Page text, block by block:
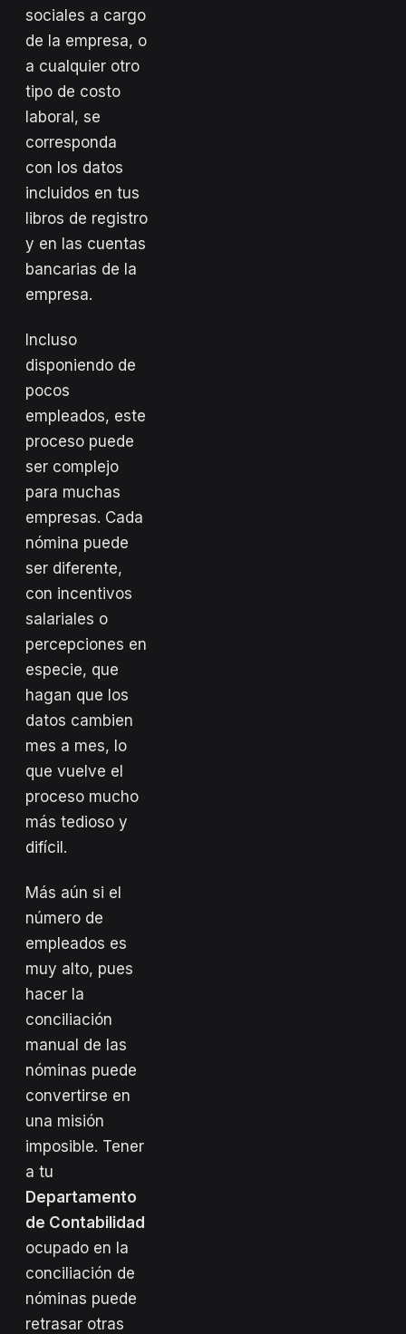
sociales a cargo
de la empresa, o
a cualquier otro
tipo de costo
laboral, se
corresponda
con los datos
incluidos en tus
libros de registro
y en las cuentas
bancarias de la
empresa.
Incluso
disponiendo de
pocos
empleados, este
proceso puede
ser complejo
para muchas
empresas. Cada
nómina puede
ser diferente,
con incentivos
salariales o
percepciones en
especie, que
hagan que los
datos cambien
mes a mes, lo
que vuelve el
proceso mucho
más tedioso y
difícil.
Más aún si el
número de
empleados es
muy alto, pues
hacer la
conciliación
manual de las
nóminas puede
convertirse en
una misión
imposible. Tener
a tu
Departamento
de Contabilidad
ocupado en la
conciliación de
nóminas puede
retrasar otras